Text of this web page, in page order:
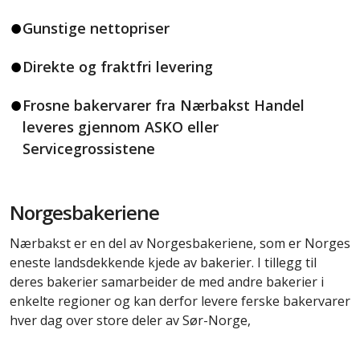
Gunstige nettopriser
Direkte og fraktfri levering
Frosne bakervarer fra Nærbakst Handel
leveres gjennom ASKO eller
Servicegrossistene
Norgesbakeriene
Nærbakst er en del av Norgesbakeriene, som er Norges
eneste landsdekkende kjede av bakerier. I tillegg til
deres bakerier samarbeider de med andre bakerier i
enkelte regioner og kan derfor levere ferske bakervarer
hver dag over store deler av Sør-Norge,